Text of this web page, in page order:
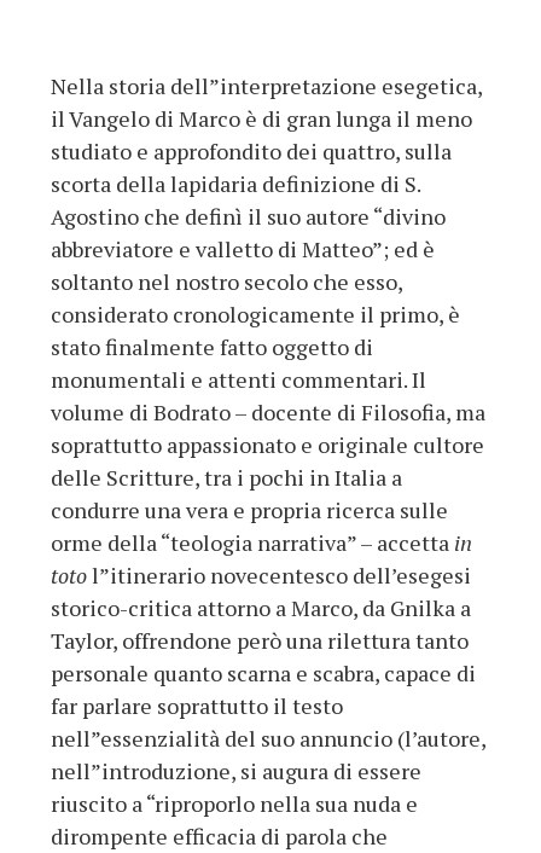
Nella storia dell”interpretazione esegetica,
il Vangelo di Marco è di gran lunga il meno
studiato e approfondito dei quattro, sulla
scorta della lapidaria definizione di S.
Agostino che definì il suo autore “divino
abbreviatore e valletto di Matteo”; ed è
soltanto nel nostro secolo che esso,
considerato cronologicamente il primo, è
stato finalmente fatto oggetto di
monumentali e attenti commentari. Il
volume di Bodrato – docente di Filosofia, ma
soprattutto appassionato e originale cultore
delle Scritture, tra i pochi in Italia a
condurre una vera e propria ricerca sulle
orme della “teologia narrativa” – accetta in
totol”itinerario novecentesco dell’esegesi
storico-critica attorno a Marco, da Gnilka a
Taylor, offrendone però una rilettura tanto
personale quanto scarna e scabra, capace di
far parlare soprattutto il testo
nell”essenzialità del suo annuncio (l’autore,
nell”introduzione, si augura di essere
riuscito a “riproporlo nella sua nuda e
dirompente efficacia di parola che